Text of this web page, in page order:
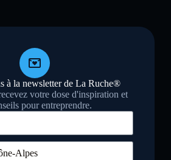
à la newsletter de La Ruche®
votre dose d'inspiration et
pour entreprendre.